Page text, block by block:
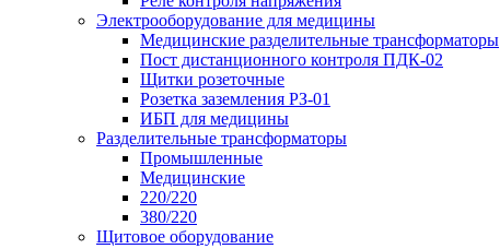
Электрооборудование для медицины
Медицинские разделительные трансформаторы
Пост дистанционного контроля ПДК-02
Щитки розеточные
Розетка заземления РЗ-01
ИБП для медицины
Разделительные трансформаторы
Промышленные
Медицинские
220/220
380/220
Щитовое оборудование